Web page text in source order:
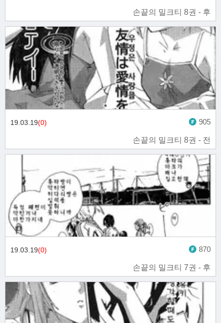
손끝의 밀크티 8권 - 후
손끝의 밀크티 8권 - 전
19.03.19(0) 905
손끝의 밀크티 7권 - 후
19.03.19(0) 870